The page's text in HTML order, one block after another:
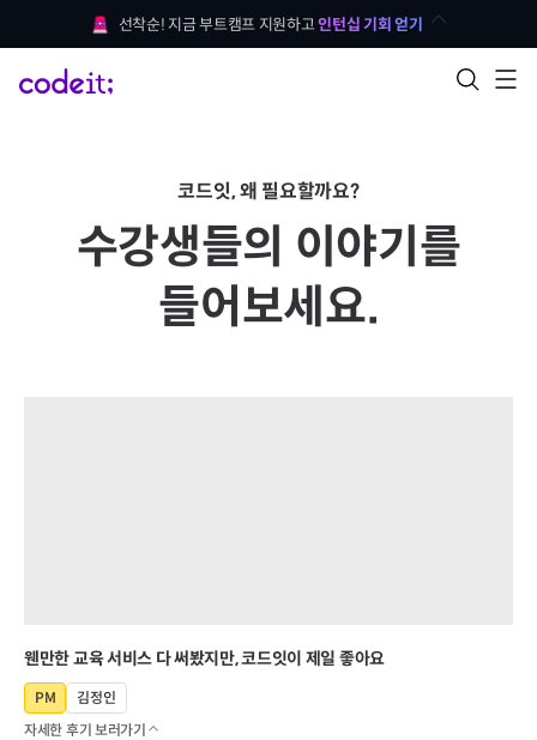
선착순! 지금 부트캠프 지원하고 인턴십 기회 얻기
코드잇, 왜 필요할까요?
수강생들의 이야기를
들어보세요.
웬만한 교육 서비스 다 써봤지만, 코드잇이 제일 좋아요
PM
김정인
자세한 후기 보러가기